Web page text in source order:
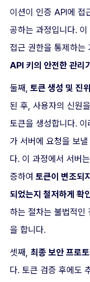
이션이 인증 API에 접
공하는 과정입니다.
접근 권한을 통제하는
API 키의 안전한 관리
둘째, 토큰 생성 및 진
된 후, 사용자의 신원
토큰을 생성합니다.
가 서버에 요청을 보
다. 이 과정에서 서버
증하여 토큰이 변조되
되었는지 철저하게 확
하는 절차는 불법적인
을 합니다.
셋째, 최종 보안 프로
다. 토큰 검증 후에도